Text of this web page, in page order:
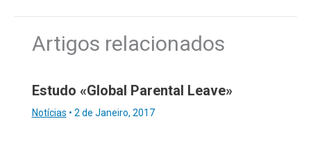
Artigos relacionados
Estudo «Global Parental Leave»
Notícias • 2 de Janeiro, 2017